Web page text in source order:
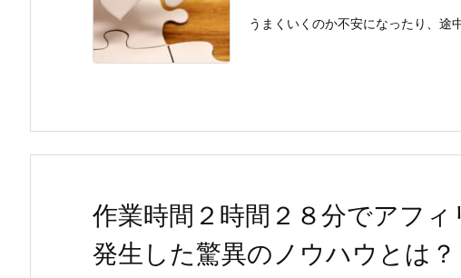
うまくいくのか不安になったり、途
作業時間２時間２８分でアフ
発生した驚異のノウハウとは？